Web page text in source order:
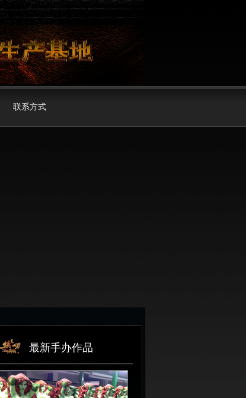
联系方式
最新手办作品